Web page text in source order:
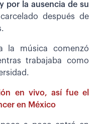
por la ausencia de su
después de
la música comenzó
trabajaba como
en vivo, así fue el
en México